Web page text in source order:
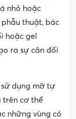
nhỏ hoặc
phẫu thuật, bác
hoặc gel
ra sự cân đối
dụng mỡ tự
trên cơ thể
những vùng có